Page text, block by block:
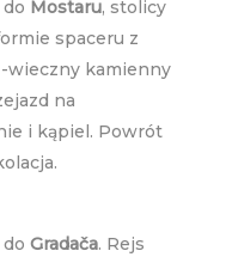
Mostaru, stolicy
spaceru z
wieczny kamienny
na
i kąpiel. Powrót
Gradača. Rejs